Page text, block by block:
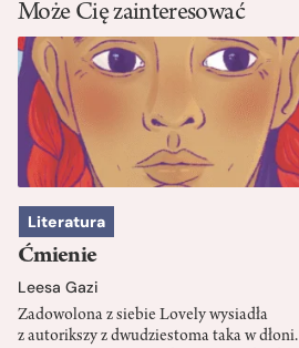
Może Cię zainteresować
Literatura
Ćmienie
Leesa Gazi
Zadowolona z siebie Lovely wysiadła
z autorikszy z dwudziestoma taka w dłoni.